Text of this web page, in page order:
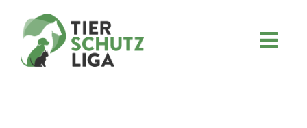
content